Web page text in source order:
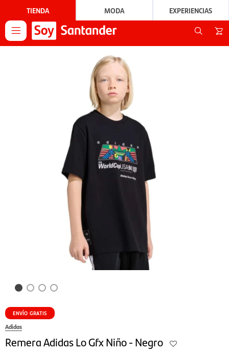
TIENDA MODA EXPERIENCIAS

ENVÍO GRATIS
Adidas
Remera Adidas Lo Gfx Niño - Negro